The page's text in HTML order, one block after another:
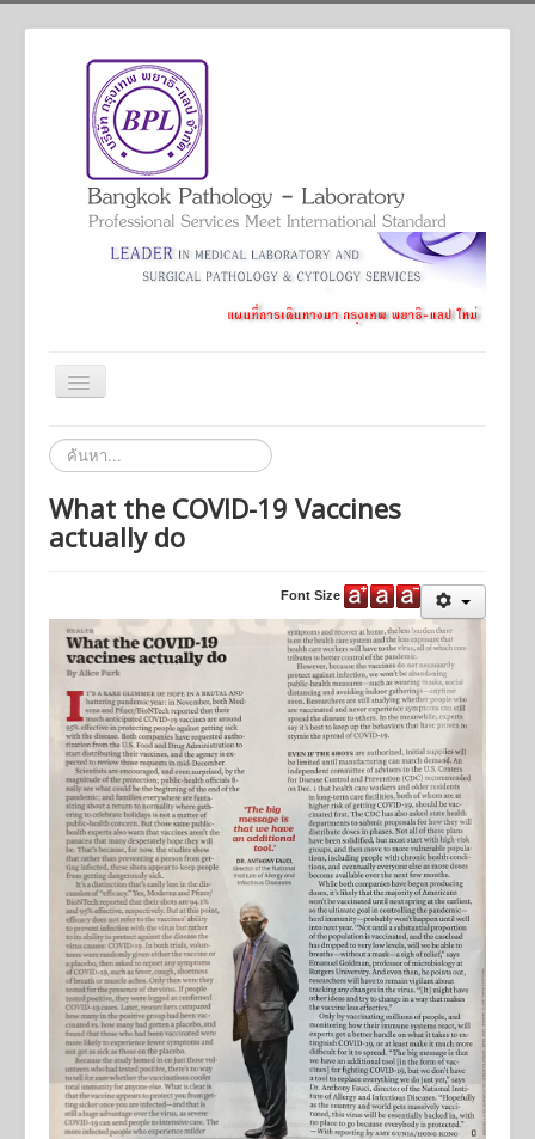
สลับ
เน
เก
ชั่น
Home
Academic And Professional
Online Application
นโยบายคุ้มครองข้อมูลส่วนบุคคล
นโยบายการคุ้มครองข้อมูลส่วนบุคคล การบริการ Online
Applications
ค้นหา...
What the COVID-19 Vaccines
actually do
Font Size